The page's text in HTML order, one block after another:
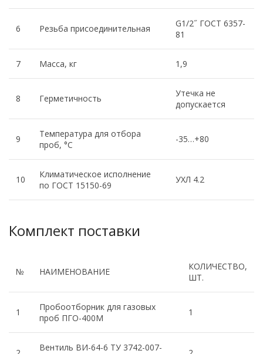
6 Резьба присоединительная
G1/2˝ ГОСТ 6357-
81
7 Масса, кг 1,9
8 Герметичность
Утечка не
допускается
9
Температура для отбора
проб, °С
-35…+80
10
Климатическое исполнение
по ГОСТ 15150-69
УХЛ 4.2
Комплект поставки
№ НАИМЕНОВАНИЕ
КОЛИЧЕСТВО,
ШТ.
1
Пробоотборник для газовых
проб ПГО-400М
1
Вентиль ВИ-64-6 ТУ 3742-007-